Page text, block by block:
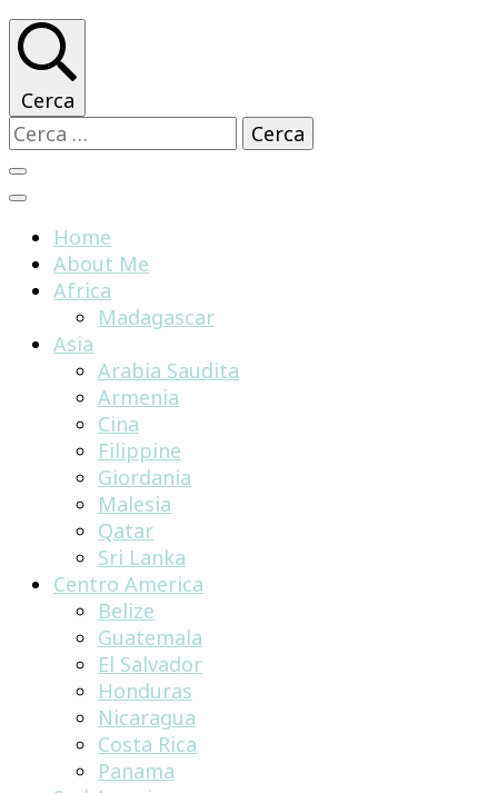
Cerca
Ricerca
per:
Home
About Me
Africa
Madagascar
Asia
Arabia Saudita
Armenia
Cina
Filippine
Giordania
Malesia
Qatar
Sri Lanka
Centro America
Belize
Guatemala
El Salvador
Honduras
Nicaragua
Costa Rica
Panama